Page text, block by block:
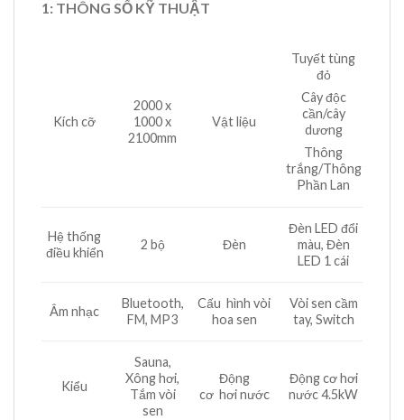
1: THÔNG SỐ KỸ THUẬT
Kích cỡ
2000 x
1000 x
2100mm
Vật liệu
Tuyết tùng
đỏ
Cây độc
cần/cây
dương
Thông
trắng/Thông
Phần Lan
Hệ thống
điều khiển
2 bộ Đèn
Đèn LED đổi
màu, Đèn
LED 1 cái
Âm nhạc
Bluetooth,
FM, MP3
Cấu hình vòi
hoa sen
Vòi sen cầm
tay, Switch
Kiểu
Sauna,
Xông hơi,
Tắm vòi
sen
Động
cơ hơi nước
Động cơ hơi
nước 4.5kW